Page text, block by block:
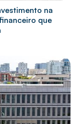
na
que